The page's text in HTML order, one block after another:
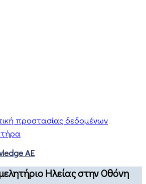
προστασίας δεδομένων
AE
Ηλείας στην Οθόνη